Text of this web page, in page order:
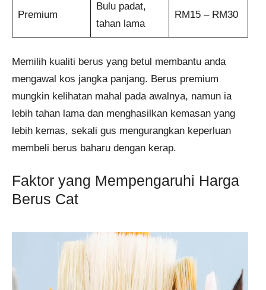
Premium
Bulu padat,
tahan lama
RM15 – RM30
Memilih kualiti berus yang betul membantu anda
mengawal kos jangka panjang. Berus premium
mungkin kelihatan mahal pada awalnya, namun ia
lebih tahan lama dan menghasilkan kemasan yang
lebih kemas, sekali gus mengurangkan keperluan
membeli berus baharu dengan kerap.
Faktor yang Mempengaruhi Harga
Berus Cat